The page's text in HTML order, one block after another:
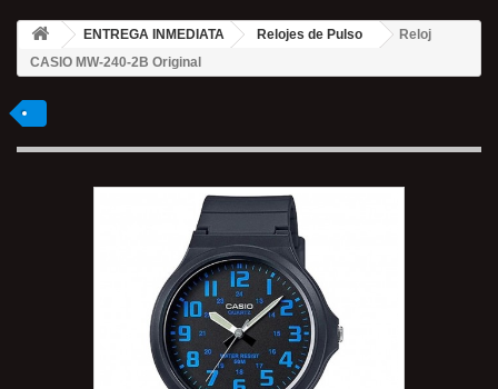
ENTREGA INMEDIATA Relojes de Pulso
Reloj
CASIO MW-240-2B Original